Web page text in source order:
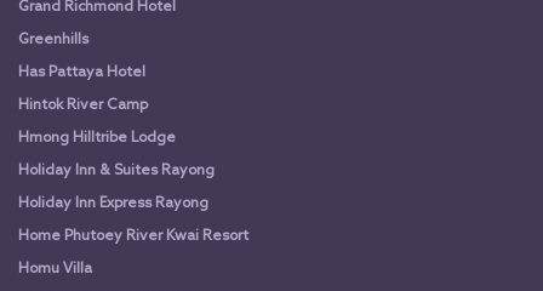
Grand Richmond Hotel
Greenhills
Has Pattaya Hotel
Hintok River Camp
Hmong Hilltribe Lodge
Holiday Inn & Suites Rayong
Holiday Inn Express Rayong
Home Phutoey River Kwai Resort
Homu Villa